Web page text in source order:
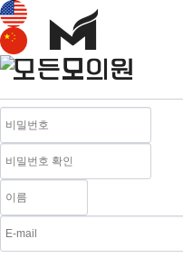
로그인
아이디 / 비밀번호 찾기
MEMBER JOIN
모든클리닉 회원가입